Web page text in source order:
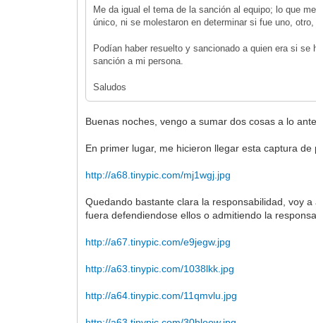
Me da igual el tema de la sanción al equipo; lo que
único, ni se molestaron en determinar si fue uno,
Podían haber resuelto y sancionado a quien era si
sanción a mi persona.
Saludos
Buenas noches, vengo a sumar dos cosas a lo
En primer lugar, me hicieron llegar esta captura de
http://a68.tinypic.com/mj1wgj.jpg
Quedando bastante clara la responsabilidad, voy
fuera defendiendose ellos o admitiendo la
http://a67.tinypic.com/e9jegw.jpg
http://a63.tinypic.com/1038lkk.jpg
http://a64.tinypic.com/11qmvlu.jpg